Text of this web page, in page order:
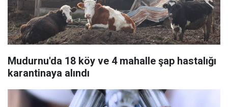
Mudurnu'da 18 köy ve 4 mahalle şap hastalığı
karantinaya alındı